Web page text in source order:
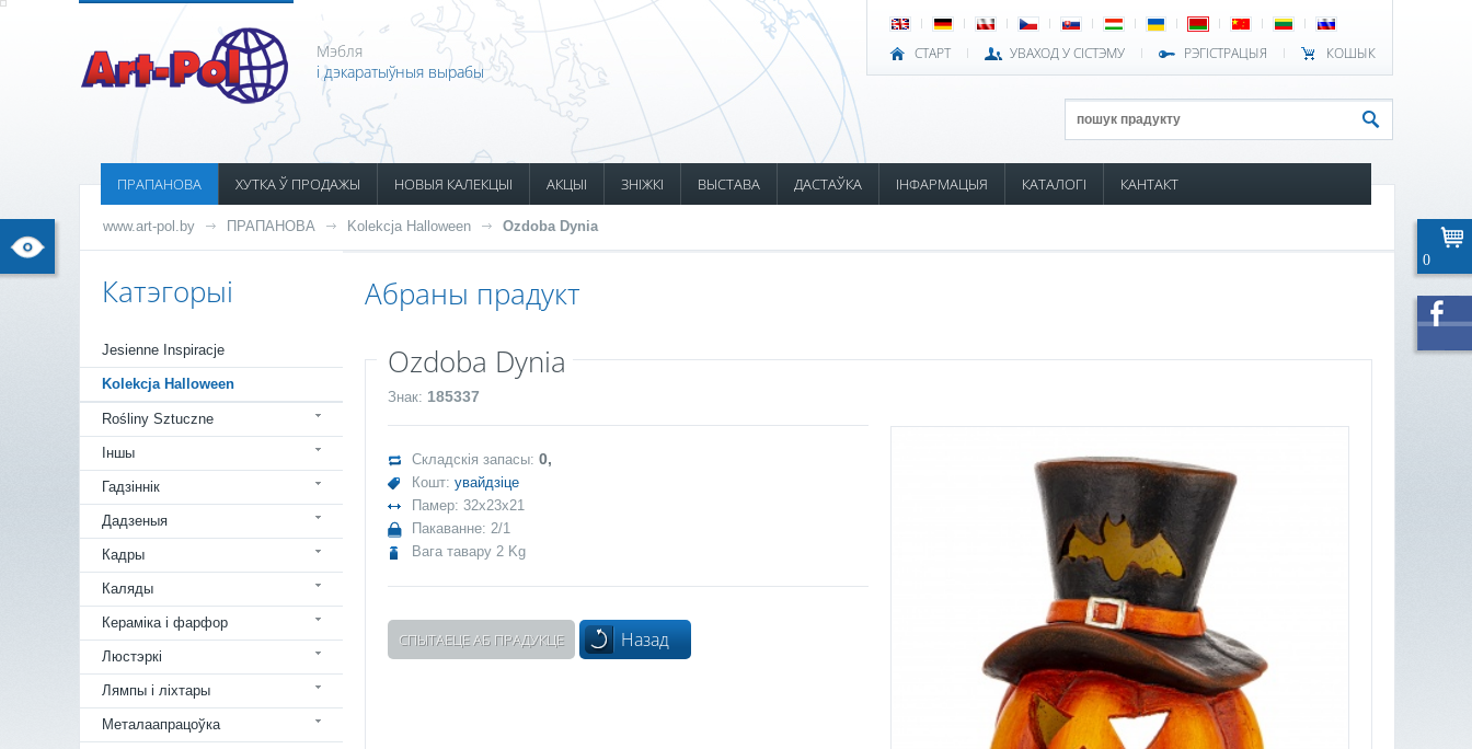
СТАРТ УВАХОД У СІСТЭМУ РЭГІСТРАЦЫЯ КОШЫК
Мэбля
і дэкаратыўныя вырабы
ПРАПАНОВА ХУТКА Ў ПРОДАЖЫ НОВЫЯ КАЛЕКЦЫІ АКЦЫІ ЗНІЖКІ ВЫСТАВА ДАСТАЎКА ІНФАРМАЦЫЯ КАТАЛОГІ КАНТАКТ
www.art-pol.by ПРАПАНОВА Kolekcja Halloween Ozdoba Dynia
Катэгорыі
Jesienne Inspiracje
Kolekcja Halloween
Rośliny Sztuczne
Іншы
Гадзіннік
Дадзеныя
Кадры
Каляды
Кераміка і фарфор
Люстэркі
Лямпы і ліхтары
Металаапрацоўка
Абраны прадукт
Ozdoba Dynia
Знак: 185337
Складскія запасы: 0,
Кошт: увайдзіце
Памер: 32x23x21
Пакаванне: 2/1
Вага тавару 2 Kg
СПЫТАЕЦЕ АБ ПРАДУКЦЕ Назад
0